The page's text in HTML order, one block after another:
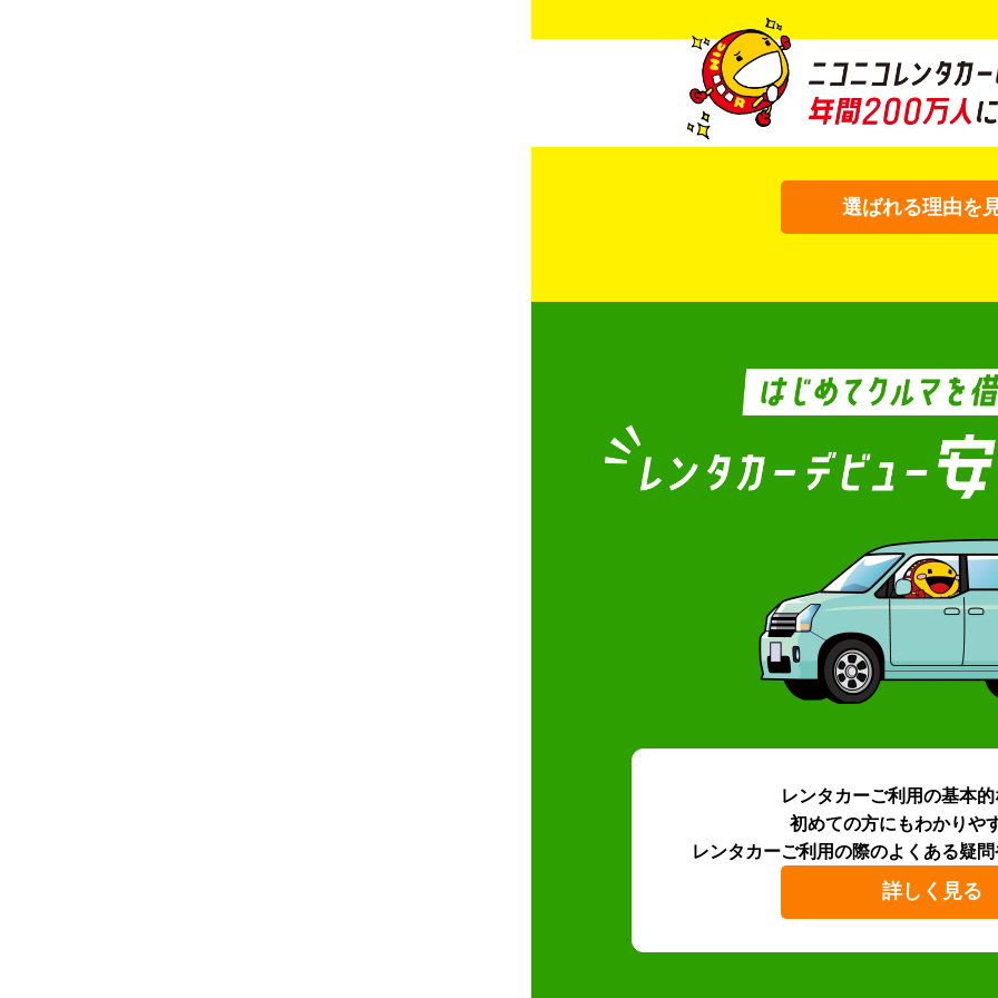
選ばれる理由を
レンタカーご利用の基本
初めての方にもわかりや
レンタカーご利用の際のよくある疑問
詳しく見る